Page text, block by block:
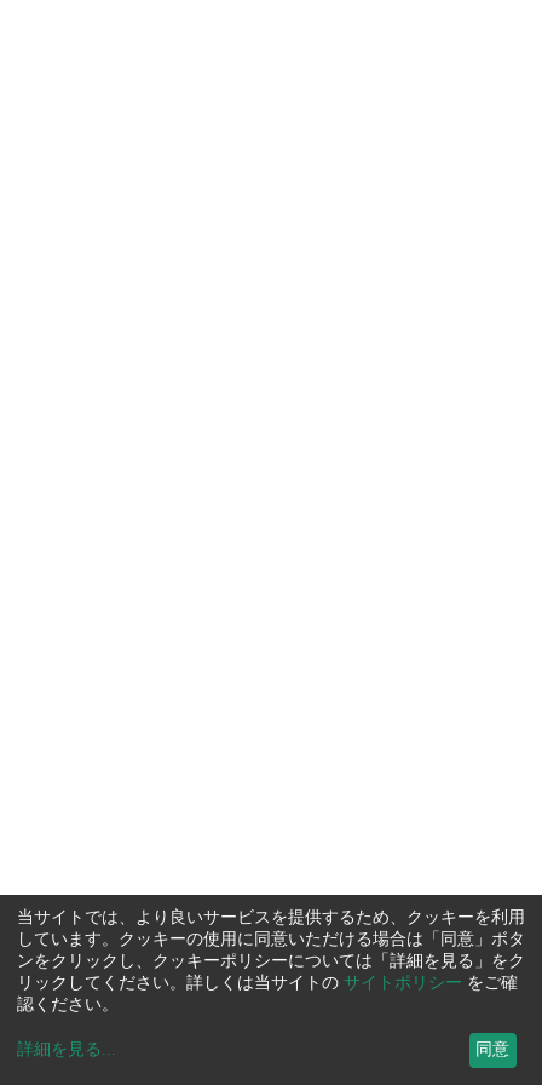
当サイトでは、より良いサービスを提供するため、クッキーを利用
しています。クッキーの使用に同意いただける場合は「同意」ボタ
ンをクリックし、クッキーポリシーについては「詳細を見る」をク
リックしてください。詳しくは当サイトの サイトポリシー をご確
認ください。
詳細を見る ... 同意